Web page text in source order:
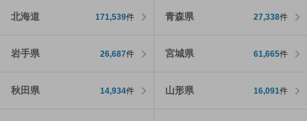
北海道 171,539件 青森県 27,338件
岩手県 26,687件 宮城県 61,665件
秋田県 14,934件 山形県 16,091件